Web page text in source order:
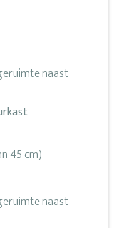
naast
45 cm)
naast